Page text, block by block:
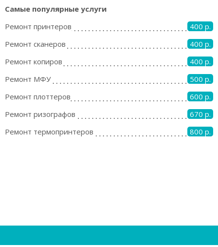
Самые популярные услуги
Ремонт принтеров
400 р.
Ремонт сканеров
400 р.
Ремонт копиров
400 р.
Ремонт МФУ
500 р.
Ремонт плоттеров
600 р.
Ремонт ризографов
670 р.
Ремонт термопринтеров
800 р.